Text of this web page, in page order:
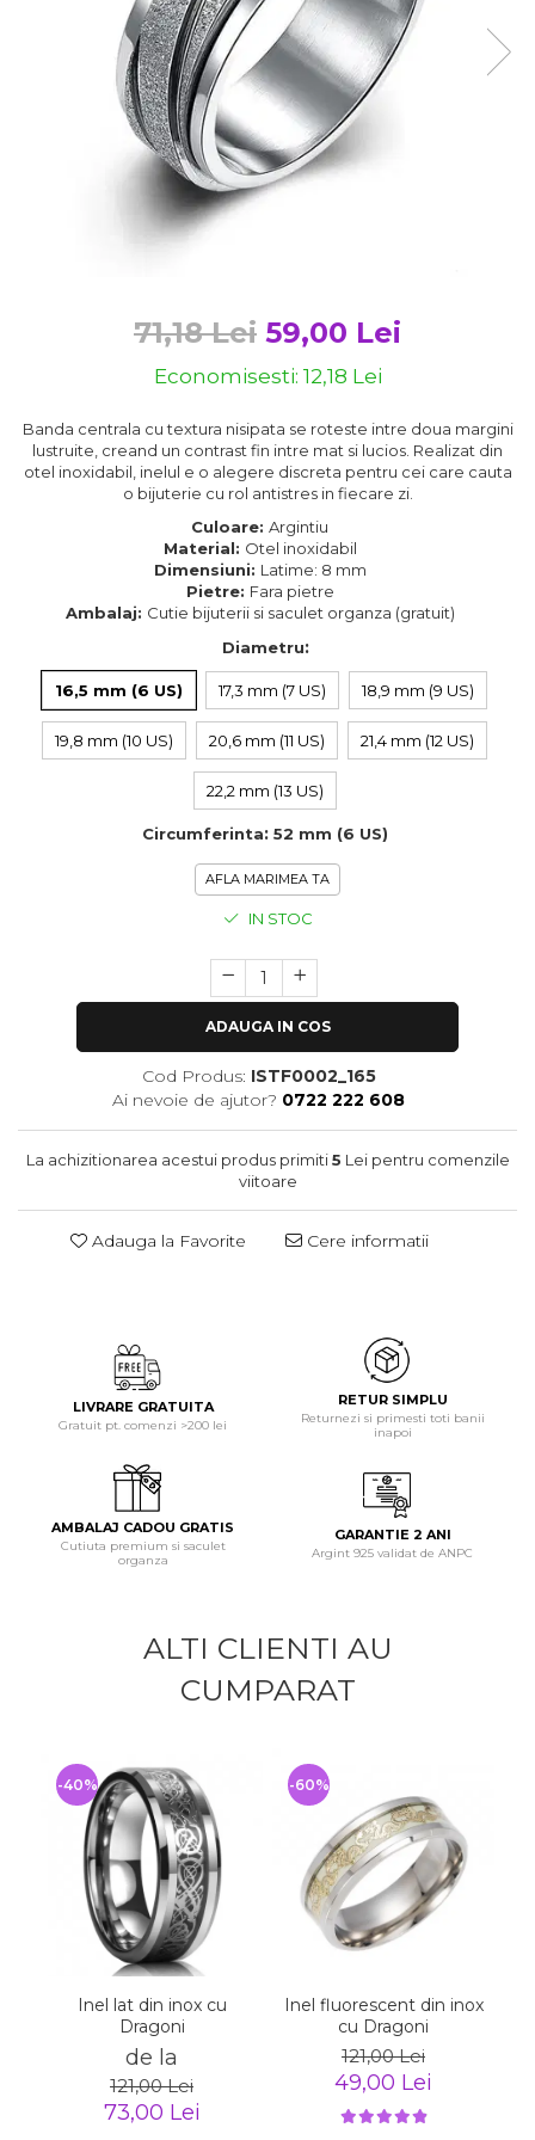
semipretioase
Bijuterii argint placat cu aur
Bijuterii argint cu diverse
Bijuterii argint cu murano
Bijuterii de Lux
Bijuterii gotice si rock
Bijuterii Handmade
Bijuterii fantezie
Casete si cutii de bijuterii
Bijuterii tungsten
Solutii si lavete de curatare
71,18 Lei 59,00 Lei
Economisesti: 12,18 Lei
Banda centrala cu textura nisipata se roteste intre doua margini
lustruite, creand un contrast fin intre mat si lucios. Realizat din
otel inoxidabil, inelul e o alegere discreta pentru cei care cauta
o bijuterie cu rol antistres in fiecare zi.
Culoare: Argintiu
Material: Otel inoxidabil
Dimensiuni: Latime: 8 mm
Pietre: Fara pietre
Ambalaj: Cutie bijuterii si saculet organza (gratuit)
Diametru:
16,5 mm (6 US) 17,3 mm (7 US) 18,9 mm (9 US)
19,8 mm (10 US) 20,6 mm (11 US) 21,4 mm (12 US)
22,2 mm (13 US)
Circumferinta: 52 mm (6 US)
AFLA MARIMEA TA
IN STOC
ADAUGA IN COS
Cod Produs: ISTF0002_165
Ai nevoie de ajutor? 0722 222 608
La achizitionarea acestui produs primiti5 Lei pentru comenzile
viitoare
Adauga la Favorite Cere informatii
LIVRARE GRATUITA
Gratuit pt. comenzi >200 lei
RETUR SIMPLU
Returnezi si primesti toti banii
inapoi
AMBALAJ CADOU GRATIS
Cutiuta premium si saculet
organza
GARANTIE 2 ANI
Argint 925 validat de ANPC
ALTI CLIENTI AU
CUMPARAT
Inel lat din inox cu
Dragoni
de la
121,00 Lei
73,00 Lei
-40%
Inel fluorescent din inox
cu Dragoni
121,00 Lei
49,00 Lei
-60%